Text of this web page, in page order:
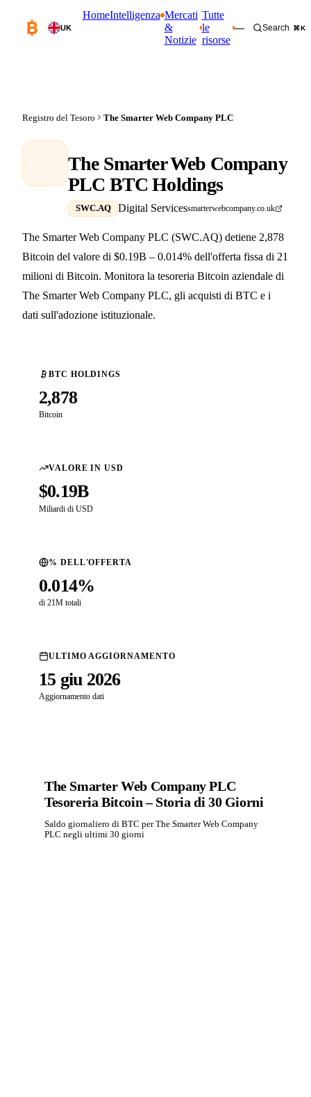
UK
HomeIntelligenza Mercati
&
Notizie
Tutte
le
risorse
— Search ⌘K
Registro del Tesoro The Smarter Web Company PLC
The Smarter Web Company
PLC BTC Holdings
SWC.AQ Digital Servicessmarterwebcompany.co.uk
The Smarter Web Company PLC (SWC.AQ) detiene 2,878
Bitcoin del valore di $0.19B – 0.014% dell'offerta fissa di 21
milioni di Bitcoin. Monitora la tesoreria Bitcoin aziendale di
The Smarter Web Company PLC, gli acquisti di BTC e i
dati sull'adozione istituzionale.
BTC HOLDINGS
2,878
Bitcoin
VALORE IN USD
$0.19B
Miliardi di USD
% DELL'OFFERTA
0.014%
di 21M totali
ULTIMO AGGIORNAMENTO
15 giu 2026
Aggiornamento dati
The Smarter Web Company PLC
Tesoreria Bitcoin – Storia di 30 Giorni
Saldo giornaliero di BTC per The Smarter Web Company
PLC negli ultimi 30 giorni